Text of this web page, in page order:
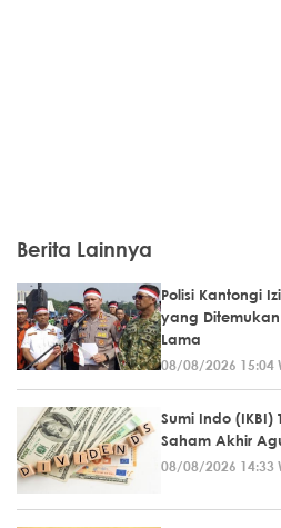
Berita Lainnya
Polisi Kantongi
yang
Lama
08/08/2026 15:04
Sumi Indo (IKBI)
Saham Akhir
08/08/2026 14:33